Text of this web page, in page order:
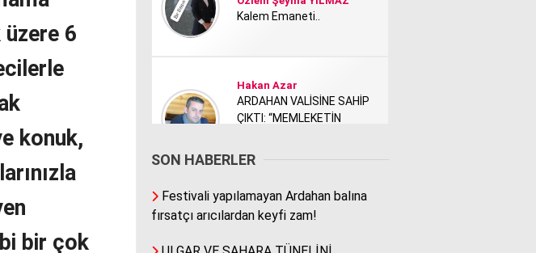
6
konuk,
bir çok
Kalem Emaneti..
Hakan Azar
ARDAHAN VALİSİNE SAHİP
ÇIKTI: “MEMLEKETİN
RAHATSIZ ETTİ?”
Rodi Baz
İÇİMDEKİ ŞEHİR..
SON HABERLER
Festivali yapılamayan Ardahan balına
fırsatçı arıcılardan keyfi zam!